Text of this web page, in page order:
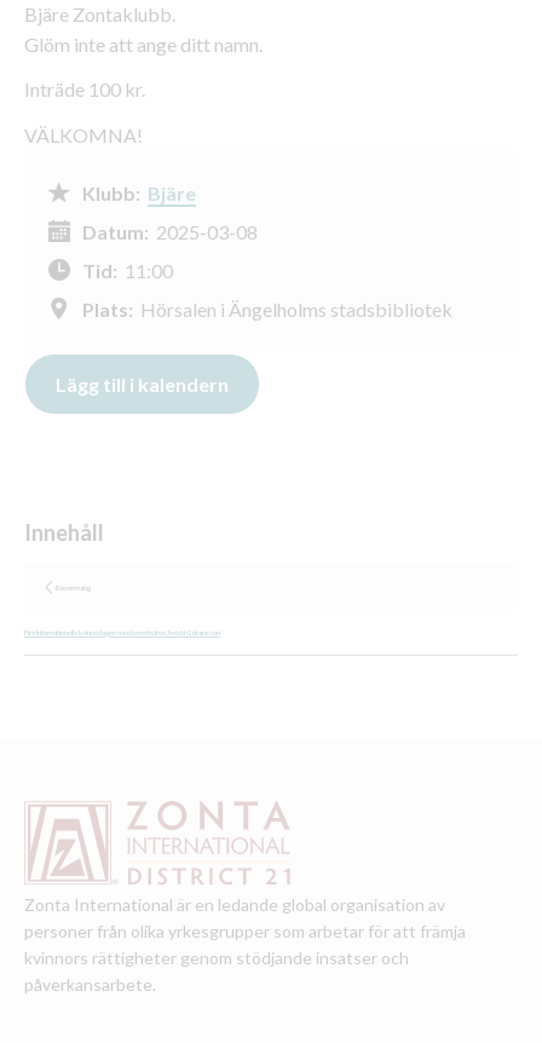
Evenemang
Fira Internationella kvinnodagen med konstnären Astrid Göransson
Bjäre Zontaklubb.
Glöm inte att ange ditt namn.
Inträde 100 kr.
VÄLKOMNA!
Klubb: Bjäre
Datum: 2025-03-08
Tid: 11:00
Plats: Hörsalen i Ängelholms stadsbibliotek
Zonta International är en ledande global organisation av
personer från olika yrkesgrupper som arbetar för att främja
kvinnors rättigheter genom stödjande insatser och
påverkansarbete.